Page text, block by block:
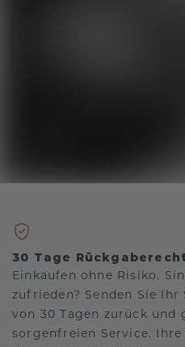
30 Tage
Einkaufen ohne Risiko.
zufrieden? Senden Sie
von 30 Tagen zurück und
sorgenfreien Service.